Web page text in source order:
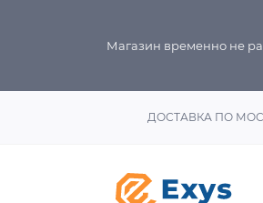
Магазин временно не
ДОСТАВКА ПО